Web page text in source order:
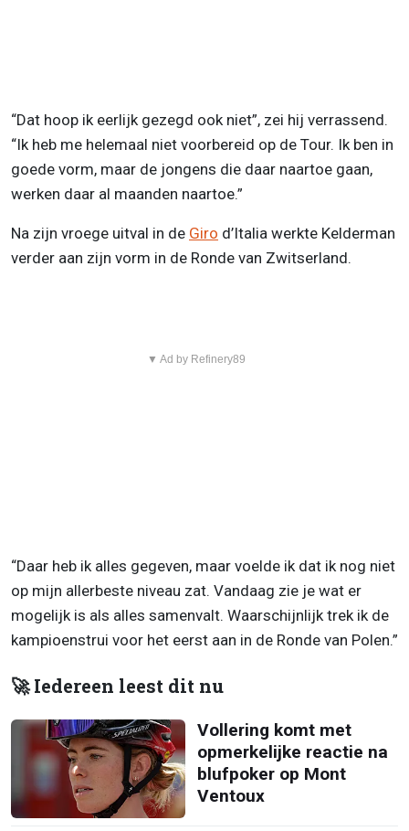
“Dat hoop ik eerlijk gezegd ook niet”, zei hij verrassend.
“Ik heb me helemaal niet voorbereid op de Tour. Ik ben in
goede vorm, maar de jongens die daar naartoe gaan,
werken daar al maanden naartoe.”
Na zijn vroege uitval in de Giro d’Italia werkte Kelderman
verder aan zijn vorm in de Ronde van Zwitserland.
▼ Ad by Refinery89
“Daar heb ik alles gegeven, maar voelde ik dat ik nog niet
op mijn allerbeste niveau zat. Vandaag zie je wat er
mogelijk is als alles samenvalt. Waarschijnlijk trek ik de
kampioenstrui voor het eerst aan in de Ronde van Polen.”
🚀 Iedereen leest dit nu
Vollering komt met
opmerkelijke reactie na
blufpoker op Mont
Ventoux